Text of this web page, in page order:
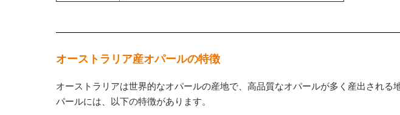
オーストラリア産オパールの特徴
オーストラリアは世界的なオパールの産地で、高品質なオパールが多く産出される
パールには、以下の特徴があります。